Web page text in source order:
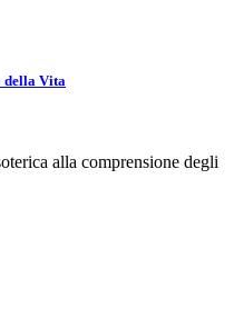
della Vita
alla comprensione degli